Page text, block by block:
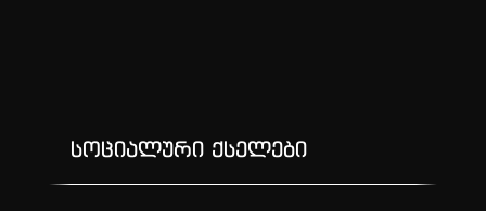
სოციალური ქსელები